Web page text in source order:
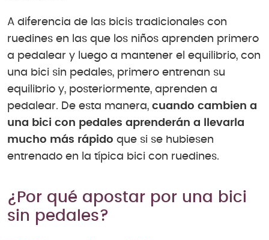
A diferencia de las bicis tradicionales con
ruedines en las que los niños aprenden primero
a pedalear y luego a mantener el equilibrio, con
una bici sin pedales, primero entrenan su
equilibrio y, posteriormente, aprenden a
pedalear. De esta manera, cuando cambien a
una bici con pedales aprenderán a llevarla
mucho más rápido que si se hubiesen
entrenado en la típica bici con ruedines.
¿Por qué apostar por una bici
sin pedales?